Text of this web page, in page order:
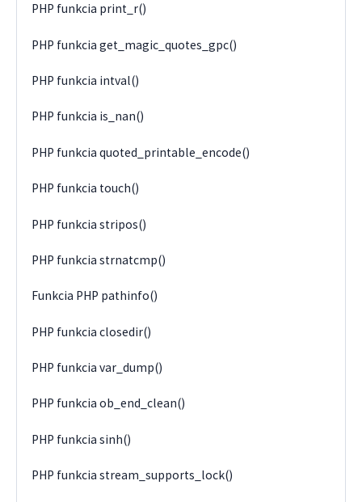
PHP funkcia print_r()
PHP funkcia get_magic_quotes_gpc()
PHP funkcia intval()
PHP funkcia is_nan()
PHP funkcia quoted_printable_encode()
PHP funkcia touch()
PHP funkcia stripos()
PHP funkcia strnatcmp()
Funkcia PHP pathinfo()
PHP funkcia closedir()
PHP funkcia var_dump()
PHP funkcia ob_end_clean()
PHP funkcia sinh()
PHP funkcia stream_supports_lock()